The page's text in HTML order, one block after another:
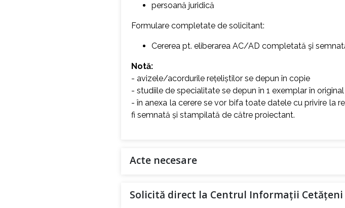
persoană juridică
Formulare completate de solicitant:
Cererea pt. eliberarea AC/AD completată şi
Notă:
- avizele/acordurile rețeliștilor se depun în copie
- studiile de specialitate se depun în 1 exemplar în original
- în anexa la cerere se vor bifa toate datele cu privire la
fi semnată și stampilată de către proiectant.
Acte necesare
Solicită direct la Centrul Informații Cetățeni